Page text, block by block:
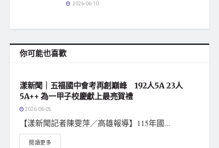
2026-06-10
你可能也喜歡
漾新聞｜五福國中會考再創巔峰 192人5A 23人
5A++ 為一甲子校慶獻上最亮賀禮
2026-06-05
【漾新聞記者陳雯萍／高雄報導】115年國...
閱讀更多